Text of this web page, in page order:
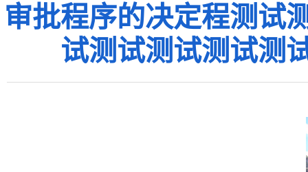
审批程序的决定程测试
试测试测试测试测